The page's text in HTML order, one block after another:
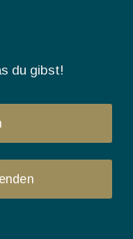
du gibst!